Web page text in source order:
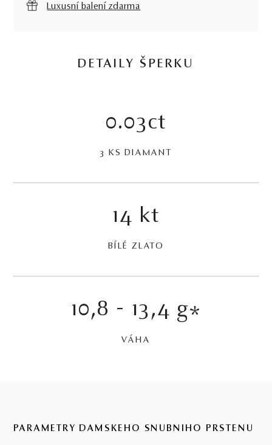
Luxusní balení zdarma
DETAILY ŠPERKU
0.03ct
3 KS DIAMANT
14 kt
BÍLÉ ZLATO
10,8 - 13,4 g*
VÁHA
PARAMETRY DÁMSKEHO SNUBNÍHO PRSTENU